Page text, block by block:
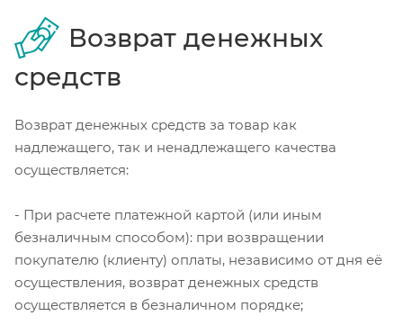
Возврат денежных
средств
Возврат денежных средств за товар как
надлежащего, так и ненадлежащего качества
осуществляется:
- При расчете платежной картой (или иным
безналичным способом): при возвращении
покупателю (клиенту) оплаты, независимо от дня её
осуществления, возврат денежных средств
осуществляется в безналичном порядке;